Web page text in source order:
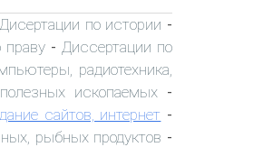
Дисертации по истории -
праву -Диссертации по
радиотехника,
ископаемых -
сайтов, интернет -
рыбных продуктов -